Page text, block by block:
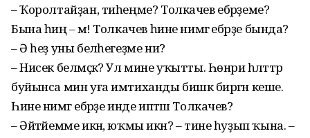
– Ҡоролтайҙан, тиһеңме? Толкачев ебәрҙеме?
Бына һиңә – мә! Толкачев һине нимәгә ебәрҙе бында?
– Ә һеҙ уны беләһегеҙме ни?
– Нисек белмәҫкә? Ул мине уҡытты. Һөнәри һәләттәр
буйынса мин уға имтиханды бишкә биргән кеше.
Һине нимәгә ебәрҙе инде иптәш Толкачев?
– Әйтәйемме икән, юҡмы икән? – тине һуҙып ҡына. –